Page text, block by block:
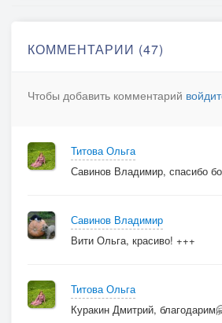
КОММЕНТАРИИ (47)
Чтобы добавить комментарий
Титова Ольга
Савинов Владимир, спасибо
Савинов Владимир
Вити Ольга, красиво! +++
Титова Ольга
Куракин Дмитрий,